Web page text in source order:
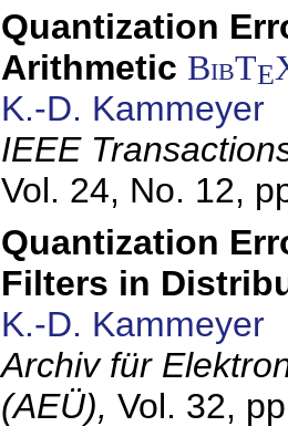
Quantization
Arithmetic BibTE
K.-D. Kammeyer
IEEE
Vol. 24, No. 12,
Quantization
Filters in
K.-D. Kammeyer
Archiv für
(AEÜ), Vol. 32,